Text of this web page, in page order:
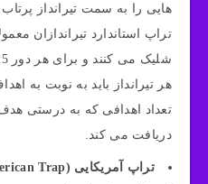
هایی را به سمت تیرانداز
تراپ استاندارد تیراندازان
هر تیرانداز باید به نوبت به
تعداد اهدافی که به درستی هدف
دریافت می کند.
تراپ آمریکایی (American Trap):